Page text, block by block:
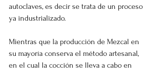
autoclaves, es decir se trata de un proceso
ya industrializado.
Mientras que la producción de Mezcal en
su mayoría conserva el método artesanal,
en el cual la cocción se lleva a cabo en